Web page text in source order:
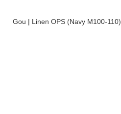
Gou | Linen OPS (Navy M100-110)